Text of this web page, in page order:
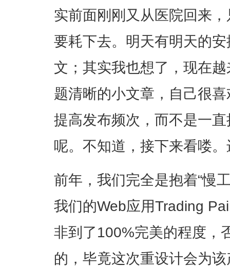
实前面刚刚又从医院回来
要耗下去。明天有明天的
文；其实我也想了，现在
题清晰的小文章，自己很
提高发布频次，而不是一
呢。不知道，接下来看喽
前年，我们完全是抱着“慢
我们的Web应用Trading
非到了100%完美的程度，
的，毕竟这次重设计会为